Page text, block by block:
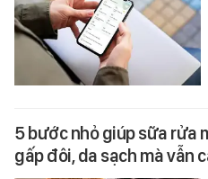
5 bước nhỏ giúp sữa rửa
gấp đôi, da sạch mà vẫn